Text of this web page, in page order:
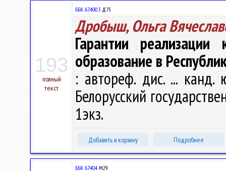
193
полный
текст
ББК 67.400.3 Д75
Дробыш, Ольга
Гарантии
образование в
: автореф. дис. ...
Белорусский
1экз.
Добавить в корзину Подробнее
ББК 67.404 М29